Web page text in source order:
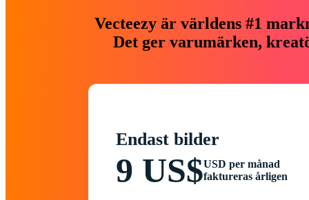
Vecteezy är världens #1
Det ger varumärken,
Endast bilder
9 US$USD per månad
faktureras årligen